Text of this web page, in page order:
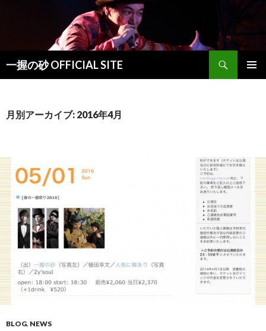
一握の砂 OFFICIAL SITE
検索
月別アーカイブ: 2016年4月
BLOG, NEWS